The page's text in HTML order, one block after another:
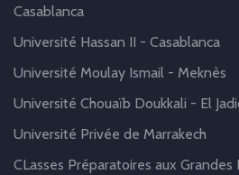
Casablanca
Université Hassan II - Casablanca
Université Moulay Ismail - Meknès
Université Chouaïb Doukkali - El
Université Privée de Marrakech
CLasses Préparatoires aux Grandes